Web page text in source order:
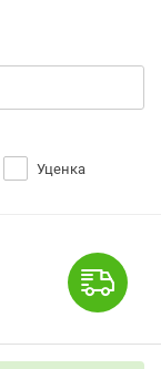
Уценка